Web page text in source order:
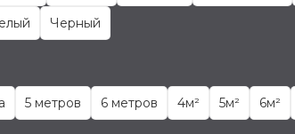
Черный
5 метров 6 метров 4м² 5м² 6м²